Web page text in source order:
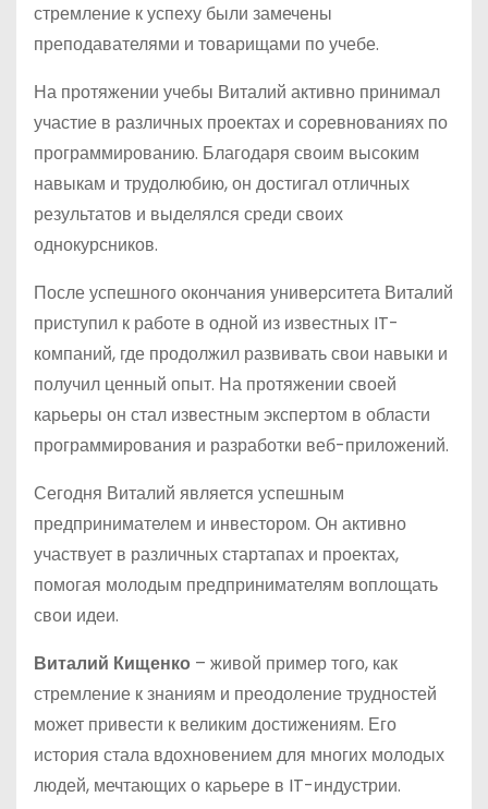
стремление к успеху были замечены
преподавателями и товарищами по учебе.
На протяжении учебы Виталий активно принимал
участие в различных проектах и соревнованиях по
программированию. Благодаря своим высоким
навыкам и трудолюбию, он достигал отличных
результатов и выделялся среди своих
однокурсников.
После успешного окончания университета Виталий
приступил к работе в одной из известных IT-
компаний, где продолжил развивать свои навыки и
получил ценный опыт. На протяжении своей
карьеры он стал известным экспертом в области
программирования и разработки веб-приложений.
Сегодня Виталий является успешным
предпринимателем и инвестором. Он активно
участвует в различных стартапах и проектах,
помогая молодым предпринимателям воплощать
свои идеи.
Виталий Кищенко – живой пример того, как
стремление к знаниям и преодоление трудностей
может привести к великим достижениям. Его
история стала вдохновением для многих молодых
людей, мечтающих о карьере в IT-индустрии.